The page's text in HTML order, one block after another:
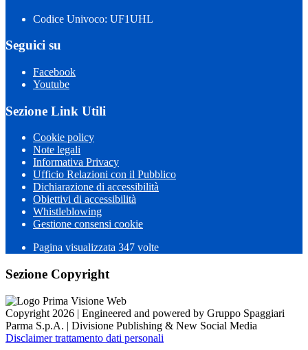
Codice Univoco: UF1UHL
Seguici su
Facebook
Youtube
Sezione Link Utili
Cookie policy
Note legali
Informativa Privacy
Ufficio Relazioni con il Pubblico
Dichiarazione di accessibilità
Obiettivi di accessibilità
Whistleblowing
Gestione consensi cookie
Pagina visualizzata 347 volte
Sezione Copyright
Copyright 2026 | Engineered and powered by Gruppo Spaggiari
Parma S.p.A. | Divisione Publishing & New Social Media
Disclaimer trattamento dati personali